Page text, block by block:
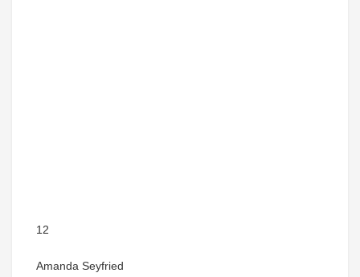
12
Amanda Seyfried